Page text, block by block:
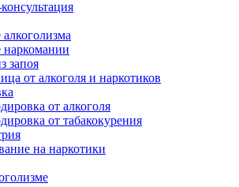
наркомании
запоя
от алкоголя и наркотиков
от алкоголя
от табакокурения
на наркотики